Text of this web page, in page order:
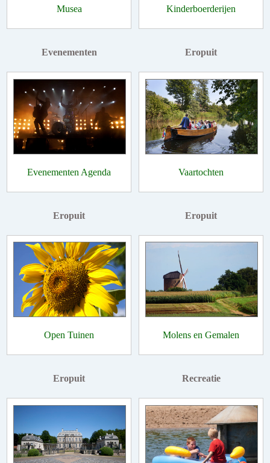
Musea Kinderboerderijen
Evenementen
Evenementen Agenda
Eropuit
Vaartochten
Eropuit
Open Tuinen
Eropuit
Molens en Gemalen
Eropuit Recreatie